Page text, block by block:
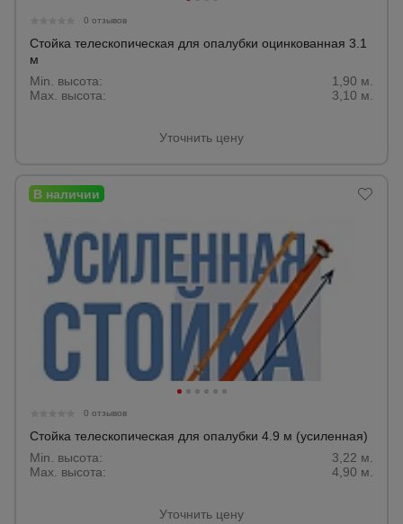
0 отзывов
Стойка телескопическая для опалубки оцинкованная 3.1
м
Min. высота:
1,90 м.
Max. высота:
3,10 м.
Уточнить цену
0 отзывов
Стойка телескопическая для опалубки 4.9 м (усиленная)
Min. высота:
3,22 м.
Max. высота:
4,90 м.
Уточнить цену